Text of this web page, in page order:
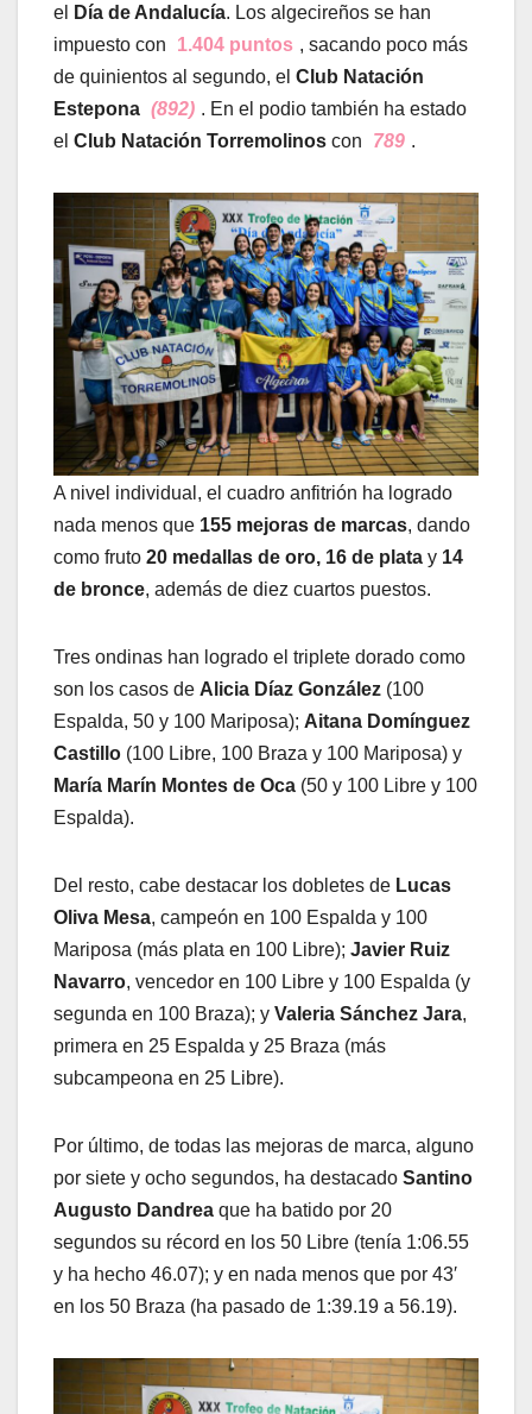
el
Día de Andalucía. Los algecireños se han
impuesto con
1.404 puntos , sacando poco más
de quinientos al segundo, el Club Natación
Estepona (892) . En el podio también ha estado
el Club Natación Torremolinos con 789 .
A nivel individual, el cuadro anfitrión ha logrado
nada menos que 155 mejoras de marcas, dando
como fruto 20 medallas de oro, 16 de plata y 14
de bronce, además de diez cuartos puestos.
Tres ondinas han logrado el triplete dorado como
son los casos de Alicia Díaz González (100
Espalda, 50 y 100 Mariposa); Aitana Domínguez
Castillo (100 Libre, 100 Braza y 100 Mariposa) y
María Marín Montes de Oca (50 y 100 Libre y 100
Espalda).
Del resto, cabe destacar los dobletes de Lucas
Oliva Mesa, campeón en 100 Espalda y 100
Mariposa (más plata en 100 Libre); Javier Ruiz
Navarro, vencedor en 100 Libre y 100 Espalda (y
segunda en 100 Braza); y Valeria Sánchez Jara,
primera en 25 Espalda y 25 Braza (más
subcampeona en 25 Libre).
Por último, de todas las mejoras de marca, alguno
por siete y ocho segundos, ha destacado Santino
Augusto Dandrea que ha batido por 20
segundos su récord en los 50 Libre (tenía 1:06.55
y ha hecho 46.07); y en nada menos que por 43′
en los 50 Braza (ha pasado de 1:39.19 a 56.19).